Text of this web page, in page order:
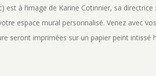
à l’image de Karine Cotinnier, sa
espace mural personnalisé. Venez avec
seront imprimées sur un papier peint intissé